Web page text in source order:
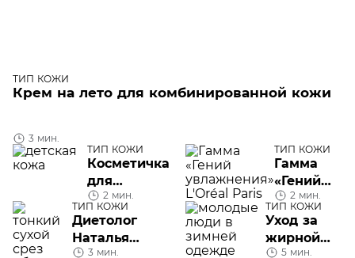
ТИП КОЖИ
Крем на лето для комбинированной кожи
3 мин.
ТИП КОЖИ
Косметичка
для
прогулки с
ребенком
2 мин.
ТИП КОЖИ
Гамма
«Гений
L'Oréal
2 мин.
ТИП КОЖИ
Диетолог
Наталья
3 мин.
ТИП КОЖИ
Уход за
жирной
5 мин.